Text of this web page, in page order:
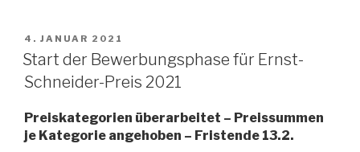
VERÖFFENTLICHT
AM
4. JANUAR 2021
Start der Bewerbungsphase für Ernst-
Schneider-Preis 2021
Preiskategorien überarbeitet – Preissummen
je Kategorie angehoben – Fristende 13.2.